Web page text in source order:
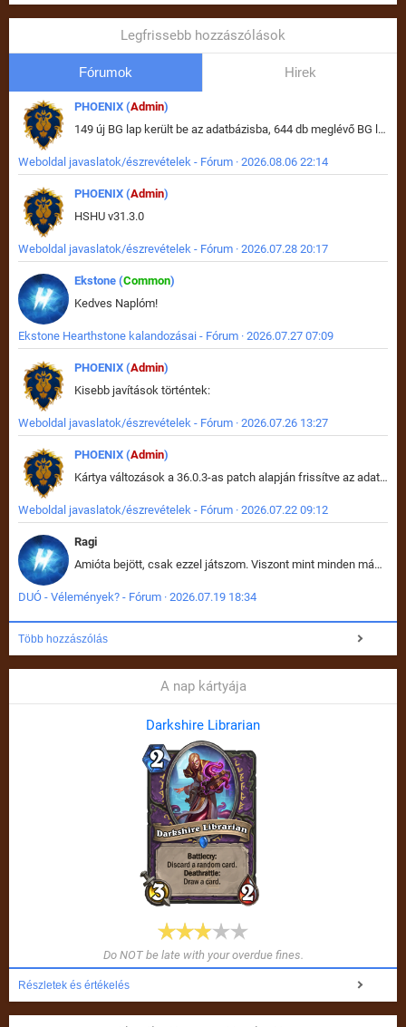
Legfrissebb hozzászólások
Fórumok Hirek
PHOENIX (Admin)
149 új BG lap került be az adatbázisba, 644 db meglévő BG lap módosult, bekerültek az új képek a megváltozott lapokhoz is.
Weboldal javaslatok/észrevételek - Fórum · 2026.08.06 22:14
PHOENIX (Admin)
HSHU v31.3.0
Weboldal javaslatok/észrevételek - Fórum · 2026.07.28 20:17
Ekstone (Common)
Kedves Naplóm!
Ekstone Hearthstone kalandozásai - Fórum · 2026.07.27 07:09
PHOENIX (Admin)
Kisebb javítások történtek:
Weboldal javaslatok/észrevételek - Fórum · 2026.07.26 13:27
PHOENIX (Admin)
Kártya változások a 36.0.3-as patch alapján frissítve az adatbázisban (képek is cserélve).
Weboldal javaslatok/észrevételek - Fórum · 2026.07.22 09:12
Ragi
Amióta bejött, csak ezzel játszom. Viszont mint minden más - akár az alapjáték is, ez is baromira összetett lett. Néha már pár kör után is esélytelen az egész. Vagy irreállisan túltápol valaki, vagy lelép a partner, vagy csak hülye mint a segg. És amikor eljönne az én időm, na akkor jön el mindenki másé is. Engem jobban érdekelne, hogy ki milyen ratingen szokott játszani. Na ez lenne egy érdekes adat.
DUÓ - Vélemények? - Fórum · 2026.07.19 18:34
Több hozzászólás
A nap kártyája
Darkshire Librarian
Do NOT be late with your overdue fines.
Részletek és értékelés